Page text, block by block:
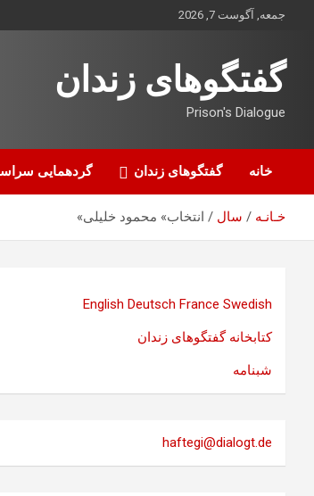
جمعه, آگوست 7, 2026
گفتگوهای زندان
Prison's Dialogue
خانه گفتگوهای زندان گردهمایی
خـانـه سال انتخاب» محمود خلیلی»
English Deutsch France Swedish
کتابخانه گفتگوهای زندان
شبنامه
haftegi@dialogt.de